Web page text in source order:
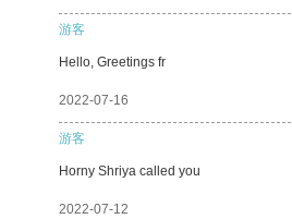
游客
Hello, Greetings fr
2022-07-16
游客
Horny Shriya called you
2022-07-12